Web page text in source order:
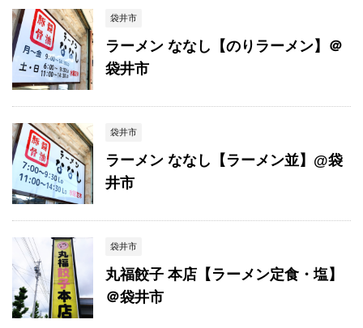
袋井市
ラーメン ななし【のりラーメン】＠
袋井市
袋井市
ラーメン ななし【ラーメン並】@袋
井市
袋井市
丸福餃子 本店【ラーメン定食・塩】
＠袋井市